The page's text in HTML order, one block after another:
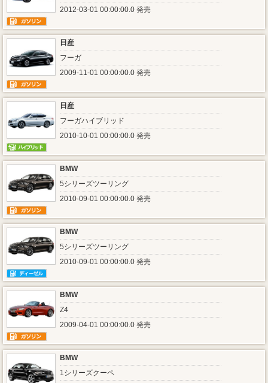
2012-03-01 00:00:00.0 発売
日産
フーガ
2009-11-01 00:00:00.0 発売
日産
フーガハイブリッド
2010-10-01 00:00:00.0 発売
BMW
5シリーズツーリング
2010-09-01 00:00:00.0 発売
BMW
5シリーズツーリング
2010-09-01 00:00:00.0 発売
BMW
Z4
2009-04-01 00:00:00.0 発売
BMW
1シリーズクーペ